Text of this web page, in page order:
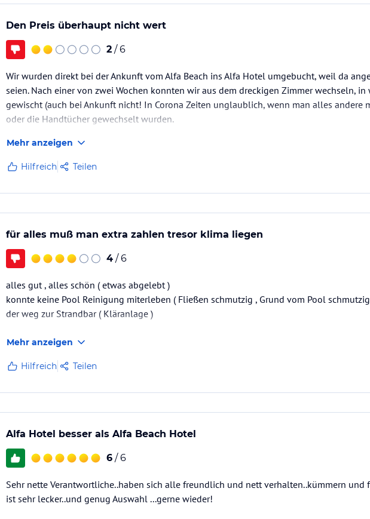
Veranstalter-/Kataloginformationen. Alle Angaben ohne
Bitte lies vor der Buchung die verbindlichen
Den Preis überhaupt nicht wert
2 / 6
Wir wurden direkt bei der Ankunft vom Alfa Beach ins Alfa Hotel umgebucht, weil da
seien. Nach einer von zwei Wochen konnten wir aus dem dreckigen Zimmer wechseln,
gewischt (auch bei Ankunft nicht! In Corona Zeiten unglaublich, wenn man alles andere
oder die Handtücher gewechselt wurden.
Mehr anzeigen
Hilfreich Teilen
für alles muß man extra zahlen tresor klima liegen
4 / 6
alles gut , alles schön ( etwas abgelebt )
konnte keine Pool Reinigung miterleben ( Fließen schmutzig , Grund vom Pool
der weg zur Strandbar ( Kläranlage )
Mehr anzeigen
Hilfreich Teilen
Alfa Hotel besser als Alfa Beach Hotel
6 / 6
Sehr nette Verantwortliche..haben sich alle freundlich und nett verhalten..kümmern und
ist sehr lecker..und genug Auswahl ...gerne wieder!